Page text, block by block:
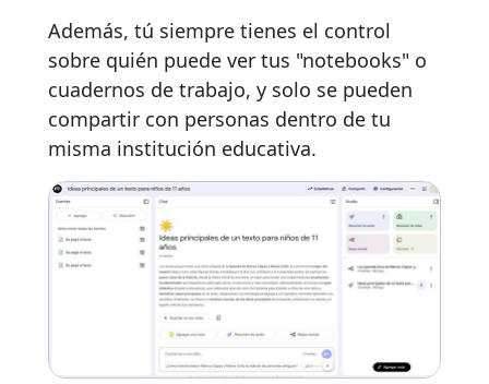
Además, tú siempre tienes el control
sobre quién puede ver tus "notebooks" o
cuadernos de trabajo, y solo se pueden
compartir con personas dentro de tu
misma institución educativa.